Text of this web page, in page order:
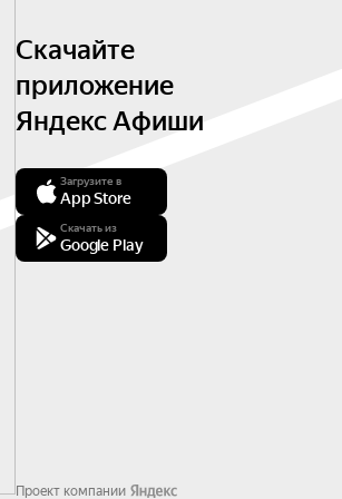
Скачайте
приложение
Яндекс Афиши
Загрузите в
App Store
Скачать из
Google Play
Проект компании